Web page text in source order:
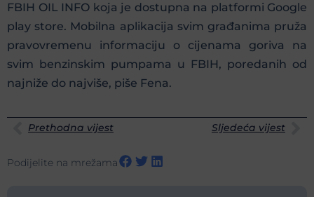
FBIH OIL INFO koja je dostupna na platformi Google
play store. Mobilna aplikacija svim građanima pruža
pravovremenu informaciju o cijenama goriva na
svim benzinskim pumpama u FBIH, poredanih od
najniže do najviše, piše Fena.
Prethodna vijest Sljedeća vijest
Podijelite na mrežama